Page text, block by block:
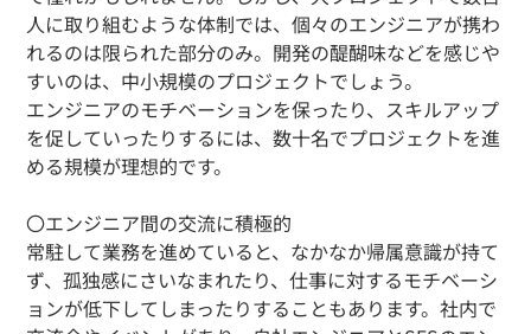
人に取り組むような体制では、個々のエンジニアが携わ
れるのは限られた部分のみ。開発の醍醐味などを感じや
すいのは、中小規模のプロジェクトでしょう。
エンジニアのモチベーションを保ったり、スキルアップ
を促していったりするには、数十名でプロジェクトを進
める規模が理想的です。
〇エンジニア間の交流に積極的
常駐して業務を進めていると、なかなか帰属意識が持て
ず、孤独感にさいなまれたり、仕事に対するモチベーシ
ョンが低下してしまったりすることもあります。社内で